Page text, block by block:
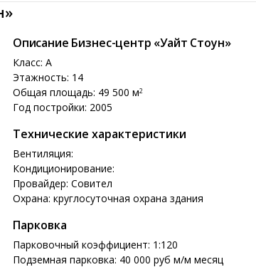
Описание Бизнес-центр «Уайт Стоун»
Класс: A
Этажность: 14
Общая площадь: 49 500 м2
Год постройки: 2005
Технические характеристики
Вентиляция:
Кондиционирование:
Провайдер: Совител
Охрана: круглосуточная охрана здания
Парковка
Парковочный коэффициент: 1:120
Подземная парковка: 40 000 руб м/м месяц